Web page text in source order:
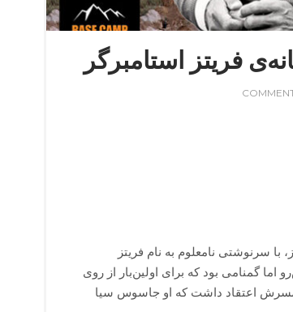
با سرنوشتی نامعلوم به نام فریتز
گمنامی بود که برای اولین‌بار از روی
همسرش اعتقاد داشت که او جاسوس سیا